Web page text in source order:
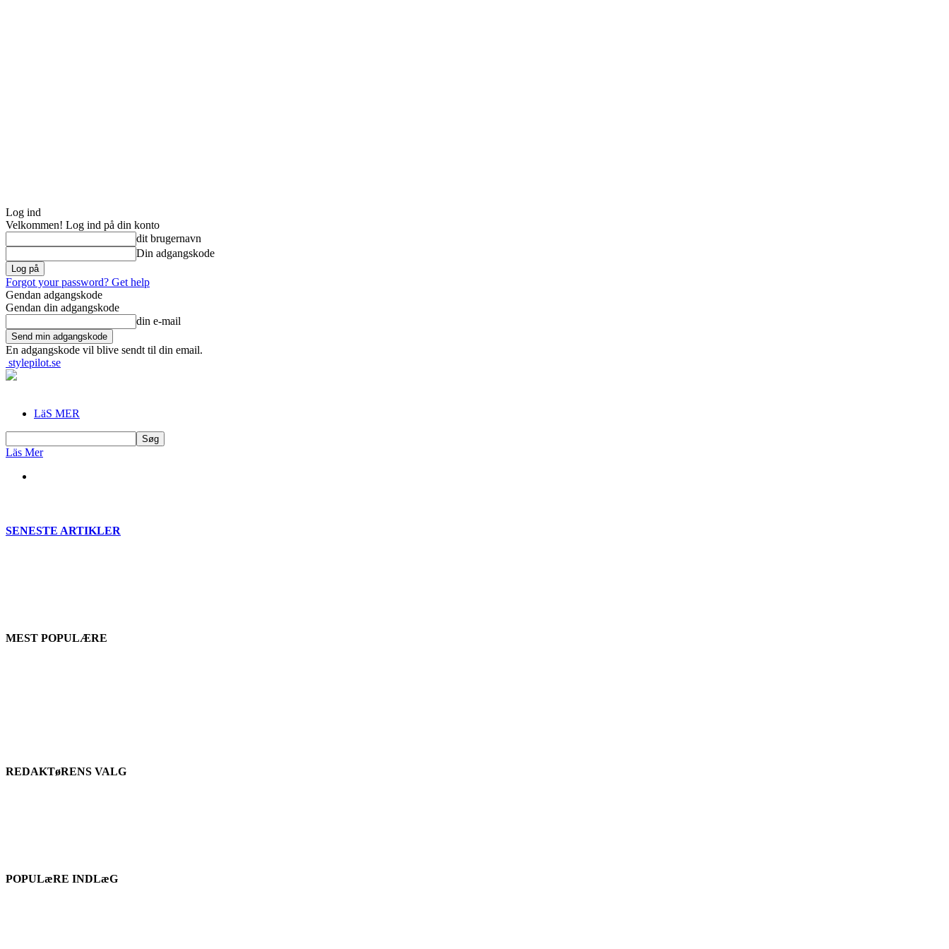
Log ind
Velkommen! Log ind på din konto
dit brugernavn
Din adgangskode
Forgot your password? Get help
Gendan adgangskode
Gendan din adgangskode
din e-mail
En adgangskode vil blive sendt til din email.
stylepilot.se
LäS MER
Läs Mer
SENESTE ARTIKLER
MEST POPULÆRE
REDAKTøRENS VALG
POPULæRE INDLæG